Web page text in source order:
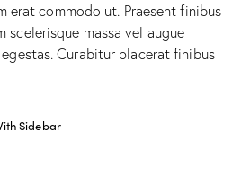
erat commodo ut. Praesent finibus
scelerisque massa vel augue
Curabitur placerat finibus
Sidebar